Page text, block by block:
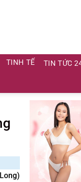
TINH TẾ TIN TỨC